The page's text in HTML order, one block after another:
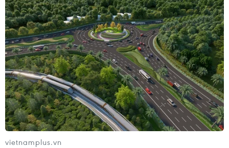
suất bay 6 giờ/lần.
vietnamplus.vn